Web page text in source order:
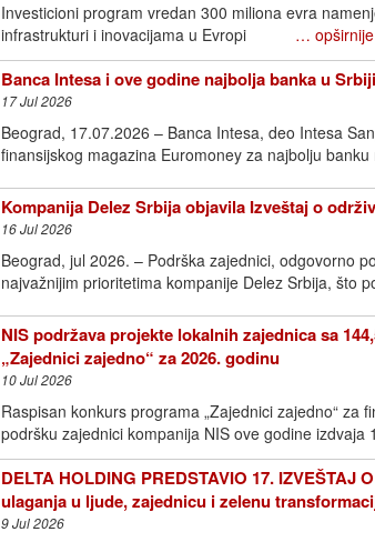
Investicioni program vredan 300 miliona evra
infrastrukturi i inovacijama u Evropi …
Banca Intesa i ove godine najbolja banka u Srbiji
17 Jul 2026
Beograd, 17.07.2026 – Banca Intesa, deo Intesa
finansijskog magazina Euromoney za najbolju
Kompanija Delez Srbija objavila Izveštaj o
16 Jul 2026
Beograd, jul 2026. – Podrška zajednici, odgovorno
najvažnijim prioritetima kompanije Delez Srbija, što
NIS podržava projekte lokalnih zajednica sa
„Zajednici zajedno“ za 2026. godinu
10 Jul 2026
Raspisan konkurs programa „Zajednici zajedno“
podršku zajednici kompanija NIS ove godine izdvaja
DELTA HOLDING PREDSTAVIO 17. IZVEŠTAJ
ulaganja u ljude, zajednicu i zelenu
9 Jul 2026